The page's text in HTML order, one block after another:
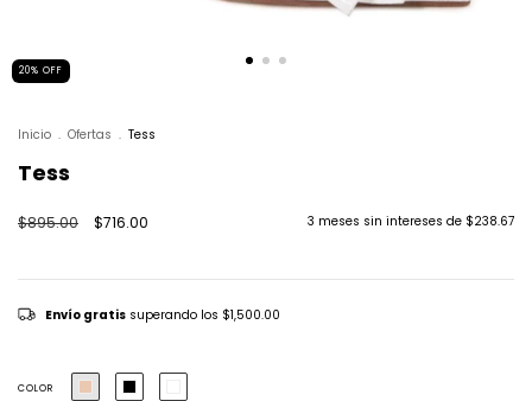
20% OFF
Inicio . Ofertas . Tess
Tess
$895.00 $716.00 3 meses sin intereses de $238.67
Envío gratis superando los $1,500.00
COLOR